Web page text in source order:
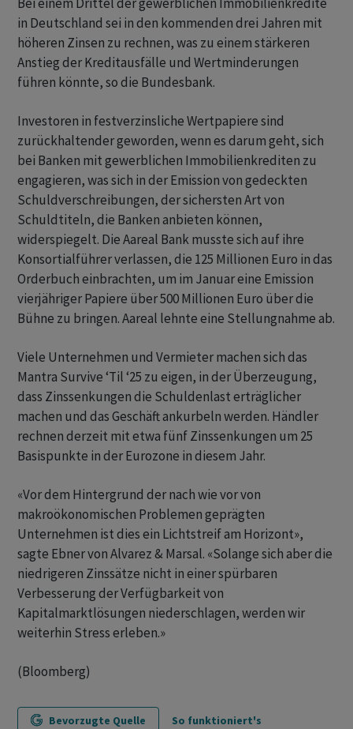
Bei einem Drittel der gewerblichen Immobilienkredite
in Deutschland sei in den kommenden drei Jahren mit
höheren Zinsen zu rechnen, was zu einem stärkeren
Anstieg der Kreditausfälle und Wertminderungen
führen könnte, so die Bundesbank.
Investoren in festverzinsliche Wertpapiere sind
zurückhaltender geworden, wenn es darum geht, sich
bei Banken mit gewerblichen Immobilienkrediten zu
engagieren, was sich in der Emission von gedeckten
Schuldverschreibungen, der sichersten Art von
Schuldtiteln, die Banken anbieten können,
widerspiegelt. Die Aareal Bank musste sich auf ihre
Konsortialführer verlassen, die 125 Millionen Euro in das
Orderbuch einbrachten, um im Januar eine Emission
vierjähriger Papiere über 500 Millionen Euro über die
Bühne zu bringen. Aareal lehnte eine Stellungnahme ab.
Viele Unternehmen und Vermieter machen sich das
Mantra Survive ‘Til ‘25 zu eigen, in der Überzeugung,
dass Zinssenkungen die Schuldenlast erträglicher
machen und das Geschäft ankurbeln werden. Händler
rechnen derzeit mit etwa fünf Zinssenkungen um 25
Basispunkte in der Eurozone in diesem Jahr.
«Vor dem Hintergrund der nach wie vor von
makroökonomischen Problemen geprägten
Unternehmen ist dies ein Lichtstreif am Horizont»,
sagte Ebner von Alvarez & Marsal. «Solange sich aber die
niedrigeren Zinssätze nicht in einer spürbaren
Verbesserung der Verfügbarkeit von
Kapitalmarktlösungen niederschlagen, werden wir
weiterhin Stress erleben.»
(Bloomberg)
Bevorzugte Quelle So funktioniert's